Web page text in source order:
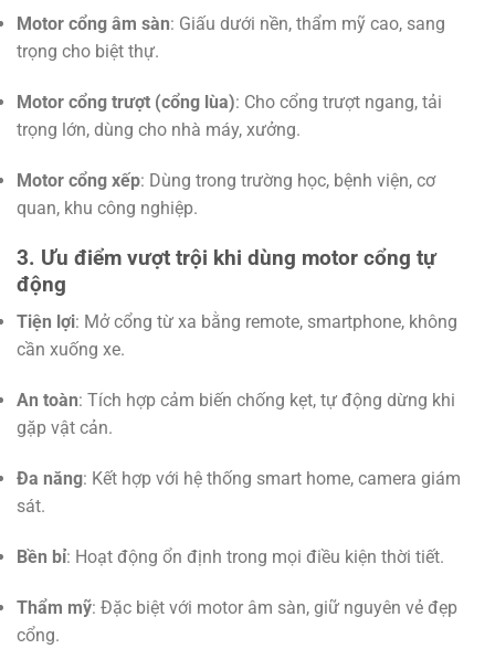
Motor cổng âm sàn: Giấu dưới nền, thẩm mỹ cao, sang
trọng cho biệt thự.
Motor cổng trượt (cổng lùa): Cho cổng trượt ngang, tải
trọng lớn, dùng cho nhà máy, xưởng.
Motor cổng xếp: Dùng trong trường học, bệnh viện, cơ
quan, khu công nghiệp.
3. Ưu điểm vượt trội khi dùng motor cổng tự
động
Tiện lợi: Mở cổng từ xa bằng remote, smartphone, không
cần xuống xe.
An toàn: Tích hợp cảm biến chống kẹt, tự động dừng khi
gặp vật cản.
Đa năng: Kết hợp với hệ thống smart home, camera giám
sát.
Bền bỉ: Hoạt động ổn định trong mọi điều kiện thời tiết.
Thẩm mỹ: Đặc biệt với motor âm sàn, giữ nguyên vẻ đẹp
cổng.